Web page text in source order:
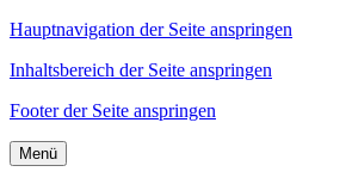
Hauptnavigation der Seite anspringen
Inhaltsbereich der Seite anspringen
Footer der Seite anspringen
Menü